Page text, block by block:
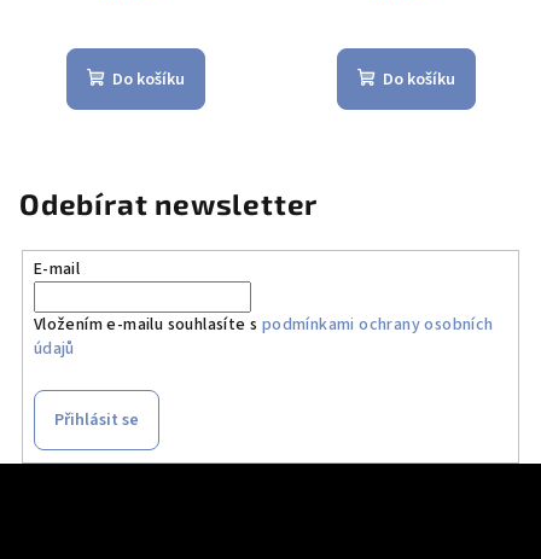
Do košíku Do košíku
Odebírat newsletter
E-mail
Vložením e-mailu souhlasíte s podmínkami ochrany osobních
údajů
Přihlásit se